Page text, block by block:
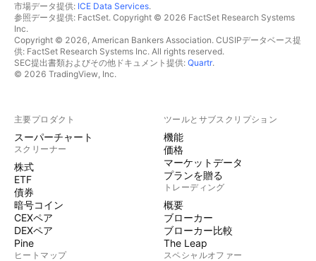
市場データ提供: ICE Data Services.
参照データ提供: FactSet. Copyright © 2026 FactSet Research Systems
Inc.
Copyright © 2026, American Bankers Association. CUSIPデータベース提
供: FactSet Research Systems Inc. All rights reserved.
SEC提出書類およびその他ドキュメント提供: Quartr.
© 2026 TradingView, Inc.
主要プロダクト
スーパーチャート
スクリーナー
株式
ETF
債券
暗号コイン
CEXペア
DEXペア
Pine
ヒートマップ
ツールとサブスクリプション
機能
価格
マーケットデータ
プランを贈る
トレーディング
概要
ブローカー
ブローカー比較
The Leap
スペシャルオファー